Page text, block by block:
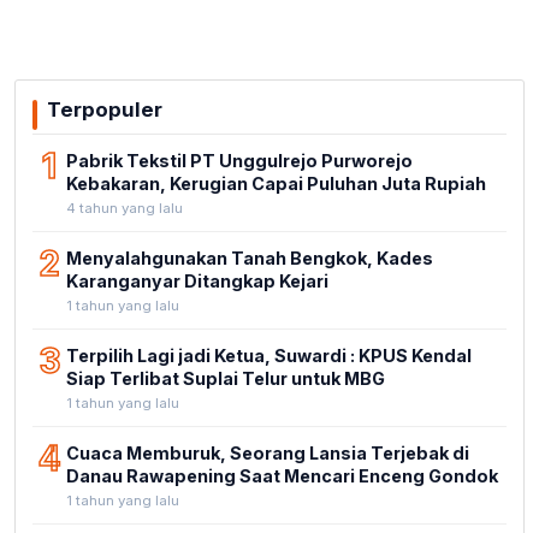
Terpopuler
1 Pabrik Tekstil PT Unggulrejo Purworejo
Kebakaran, Kerugian Capai Puluhan Juta Rupiah
4 tahun yang lalu
2 Menyalahgunakan Tanah Bengkok, Kades
Karanganyar Ditangkap Kejari
1 tahun yang lalu
3 Terpilih Lagi jadi Ketua, Suwardi : KPUS Kendal
Siap Terlibat Suplai Telur untuk MBG
1 tahun yang lalu
4 Cuaca Memburuk, Seorang Lansia Terjebak di
Danau Rawapening Saat Mencari Enceng Gondok
1 tahun yang lalu